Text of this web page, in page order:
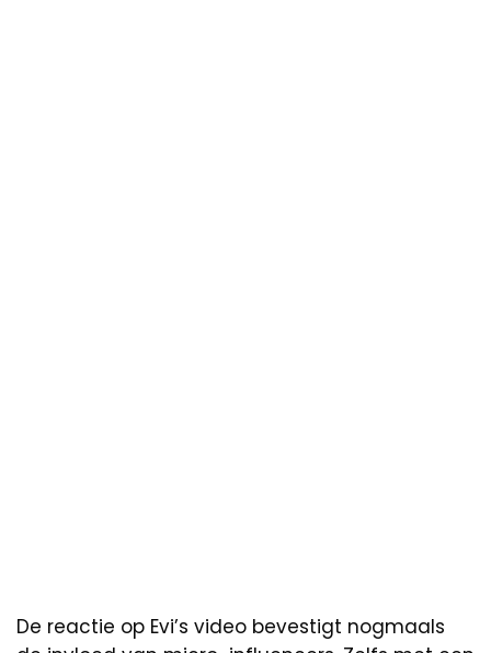
De reactie op Evi’s video bevestigt nogmaals